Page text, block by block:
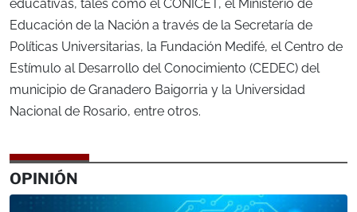
educativas, tales como el CONICET, el Ministerio de
Educación de la Nación a través de la Secretaría de
Políticas Universitarias, la Fundación Medifé, el Centro de
Estímulo al Desarrollo del Conocimiento (CEDEC) del
municipio de Granadero Baigorria y la Universidad
Nacional de Rosario, entre otros.
OPINIÓN